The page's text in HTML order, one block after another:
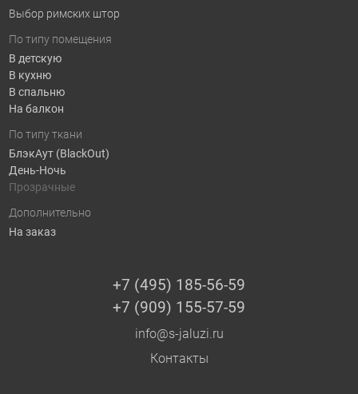
Выбор римских штор
По типу помещения
В детскую
В кухню
В спальню
На балкон
По типу ткани
БлэкАут (BlackOut)
День-Ночь
Прозрачные
Дополнительно
На заказ
+7 (495) 185-56-59
+7 (909) 155-57-59
info@s-jaluzi.ru
Контакты